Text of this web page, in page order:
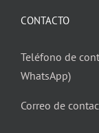
CONTACTO
Teléfono de
WhatsApp)
Correo de